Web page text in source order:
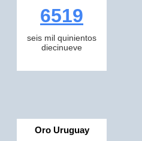
6519
seis mil quinientos
diecinueve
Oro Uruguay